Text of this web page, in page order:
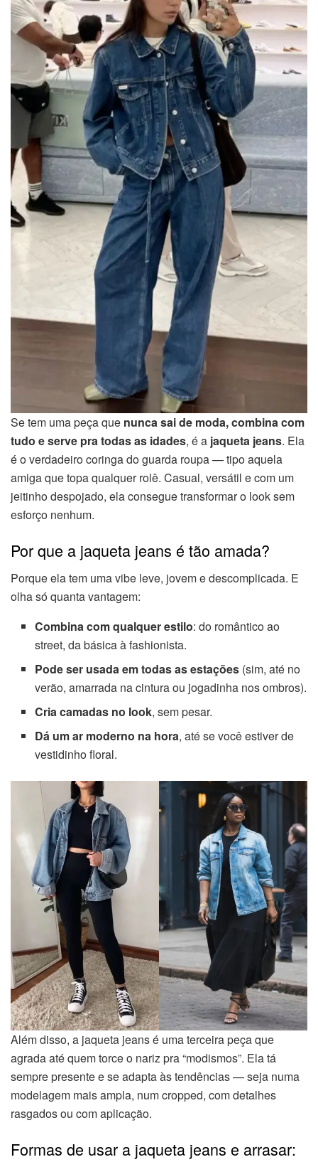
Se tem uma peça que nunca sai de moda, combina com
tudo e serve pra todas as idades, é a jaqueta jeans. Ela
é o verdadeiro coringa do guarda roupa — tipo aquela
amiga que topa qualquer rolê. Casual, versátil e com um
jeitinho despojado, ela consegue transformar o look sem
esforço nenhum.
Por que a jaqueta jeans é tão amada?
Porque ela tem uma vibe leve, jovem e descomplicada. E
olha só quanta vantagem:
Combina com qualquer estilo: do romântico ao
street, da básica à fashionista.
Pode ser usada em todas as estações (sim, até no
verão, amarrada na cintura ou jogadinha nos ombros).
Cria camadas no look, sem pesar.
Dá um ar moderno na hora, até se você estiver de
vestidinho floral.
Além disso, a jaqueta jeans é uma terceira peça que
agrada até quem torce o nariz pra “modismos”. Ela tá
sempre presente e se adapta às tendências — seja numa
modelagem mais ampla, num cropped, com detalhes
rasgados ou com aplicação.
Formas de usar a jaqueta jeans e arrasar: